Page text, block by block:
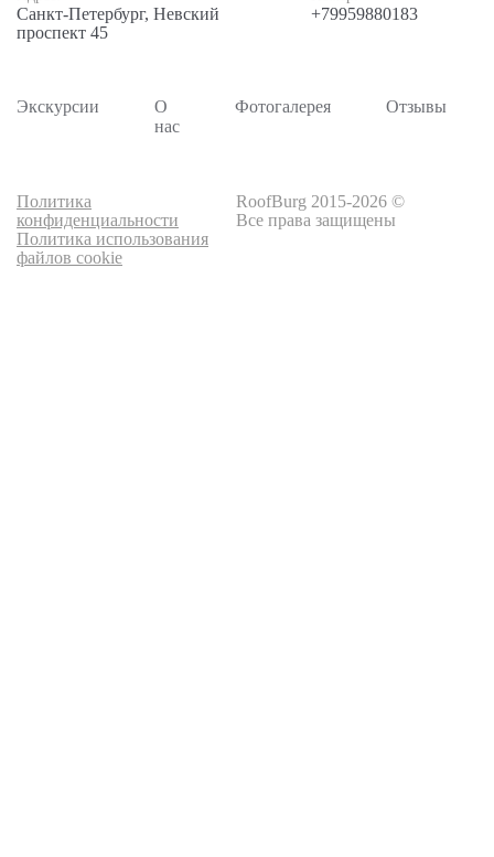
Санкт-Петербург, Невский
проспект 45
+79959880183
Экскурсии
О
нас
Фотогалерея Отзывы
Политика
конфиденциальности
Политика использования
файлов cookie
RoofBurg 2015-2026 ©
Все права защищены